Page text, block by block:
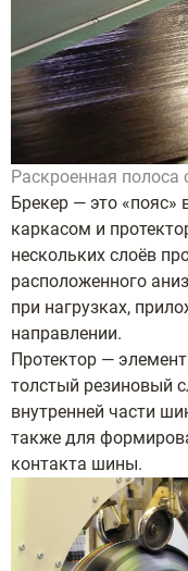
Раскроенная полоса
Брекер — это
каркасом и
нескольких слоёв
расположенного
при нагрузках,
направлении.
Протектор —
толстый резиновый
внутренней части
также для
контакта шины.